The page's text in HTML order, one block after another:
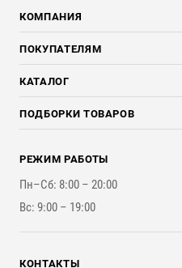
КОМПАНИЯ
Компания
Услуги
ПОКУПАТЕЛЯМ
Скидки стройкомпаниям
Доставка и разгрузка
Оплата и Возврат
Наши работы
КАТАЛОГ
Погонажные изделия
Брикеты, Дрова, Стружка
Стройматериалы
Инструменты
ПОДБОРКИ ТОВАРОВ
Для бутерброда стены
Для наружной отделки
Для покрытия крыши
РЕЖИМ РАБОТЫ
Пн–Сб: 8:00 – 20:00
Вс: 9:00 – 19:00
КОНТАКТЫ